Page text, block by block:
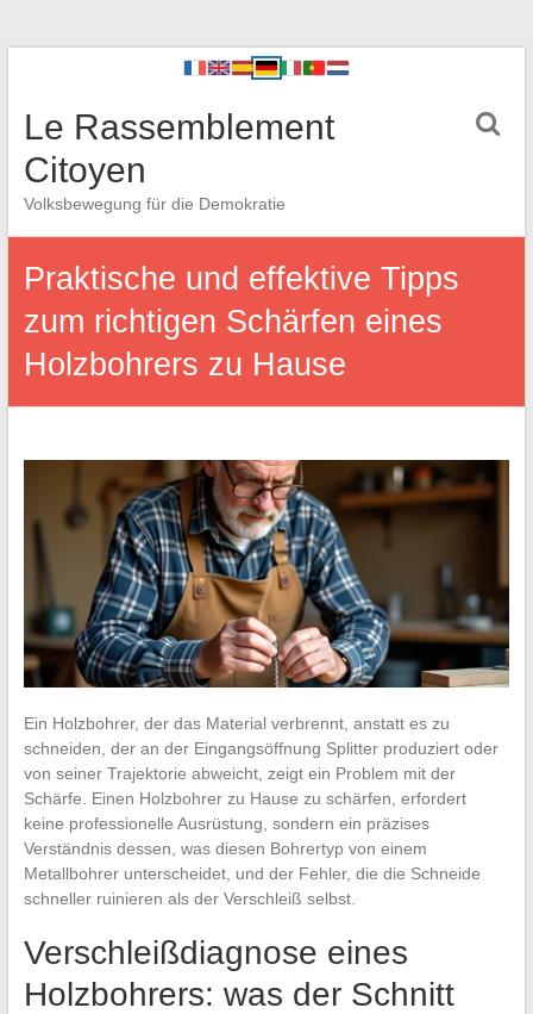
Le Rassemblement
Citoyen
Volksbewegung für die Demokratie
Praktische und effektive Tipps
zum richtigen Schärfen eines
Holzbohrers zu Hause
Ein Holzbohrer, der das Material verbrennt, anstatt es zu
schneiden, der an der Eingangsöffnung Splitter produziert oder
von seiner Trajektorie abweicht, zeigt ein Problem mit der
Schärfe. Einen Holzbohrer zu Hause zu schärfen, erfordert
keine professionelle Ausrüstung, sondern ein präzises
Verständnis dessen, was diesen Bohrertyp von einem
Metallbohrer unterscheidet, und der Fehler, die die Schneide
schneller ruinieren als der Verschleiß selbst.
Verschleißdiagnose eines
Holzbohrers: was der Schnitt